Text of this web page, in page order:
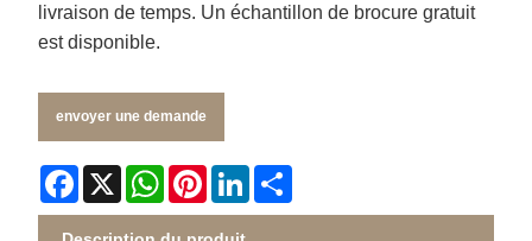
livraison de temps. Un échantillon de brocure gratuit
est disponible.
envoyer une demande
Facebook
X WhatsApp
PinterestLinkedIn